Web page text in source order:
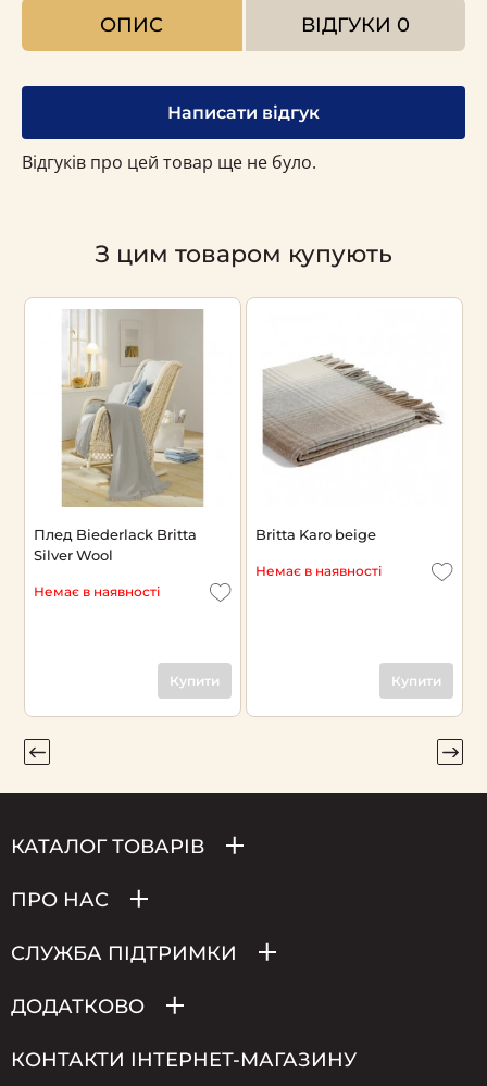
ОПИС ВІДГУКИ 0
Написати відгук
Відгуків про цей товар ще не було.
З цим товаром купують
Плед Biederlack Britta
Silver Wool
Немає в наявності
Купити
Britta Karo beige
Немає в наявності
Купити
КАТАЛОГ ТОВАРІВ
ПРО НАС
СЛУЖБА ПІДТРИМКИ
ДОДАТКОВО
КОНТАКТИ ІНТЕРНЕТ-МАГАЗИНУ